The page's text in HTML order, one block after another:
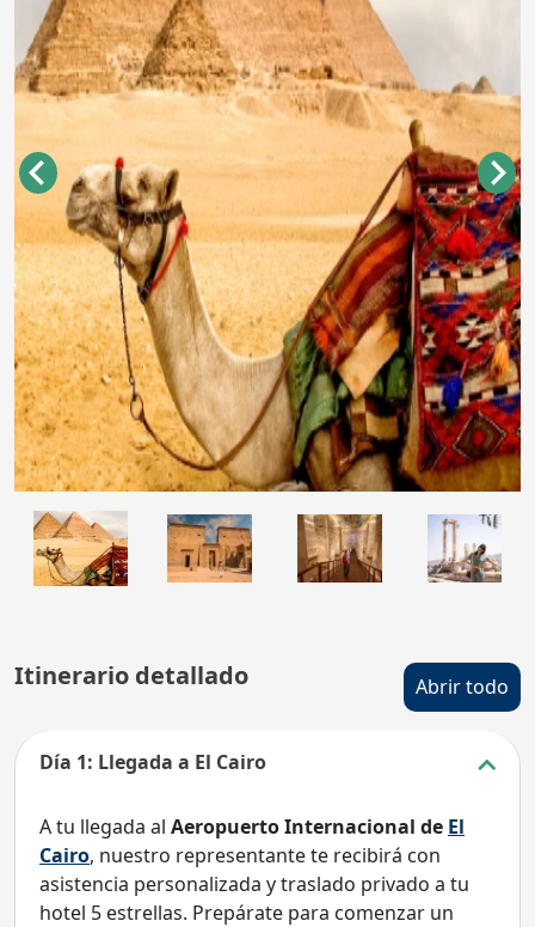
Itinerario detallado Abrir todo
Día 1: Llegada a El Cairo
A tu llegada al Aeropuerto Internacional de El
Cairo, nuestro representante te recibirá con
asistencia personalizada y traslado privado a tu
hotel 5 estrellas. Prepárate para comenzar un